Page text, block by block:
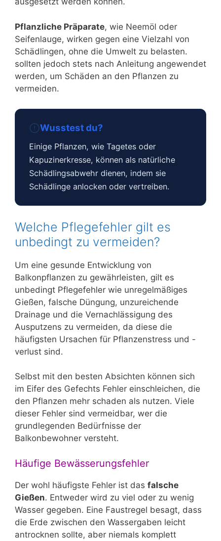
Pflanzliche Präparate, wie Neemöl oder
Seifenlauge, wirken gegen eine Vielzahl von
Schädlingen, ohne die Umwelt zu belasten.
sollten jedoch stets nach Anleitung angewendet
werden, um Schäden an den Pflanzen zu
vermeiden.
Wusstest du?
Einige Pflanzen, wie Tagetes oder
Kapuzinerkresse, können als natürliche
Schädlingsabwehr dienen, indem sie
Schädlinge anlocken oder vertreiben.
Welche Pflegefehler gilt es
unbedingt zu vermeiden?
Um eine gesunde Entwicklung von
Balkonpflanzen zu gewährleisten, gilt es
unbedingt Pflegefehler wie unregelmäßiges
Gießen, falsche Düngung, unzureichende
Drainage und die Vernachlässigung des
Ausputzens zu vermeiden, da diese die
häufigsten Ursachen für Pflanzenstress und -
verlust sind.
Selbst mit den besten Absichten können sich
im Eifer des Gefechts Fehler einschleichen, die
den Pflanzen mehr schaden als nutzen. Viele
dieser Fehler sind vermeidbar, wer die
grundlegenden Bedürfnisse der
Balkonbewohner versteht.
Häufige Bewässerungsfehler
Der wohl häufigste Fehler ist das falsche
Gießen. Entweder wird zu viel oder zu wenig
Wasser gegeben. Eine Faustregel besagt, dass
die Erde zwischen den Wassergaben leicht
antrocknen sollte, aber niemals komplett